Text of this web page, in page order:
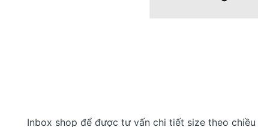
Inbox shop để được tư vấn chi tiết size theo